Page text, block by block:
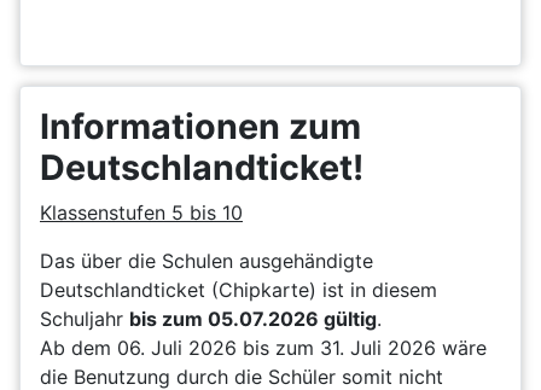
Informationen zum
Deutschlandticket!
Klassenstufen 5 bis 10
Das über die Schulen ausgehändigte
Deutschlandticket (Chipkarte) ist in diesem
Schuljahr bis zum 05.07.2026 gültig.
Ab dem 06. Juli 2026 bis zum 31. Juli 2026 wäre
die Benutzung durch die Schüler somit nicht